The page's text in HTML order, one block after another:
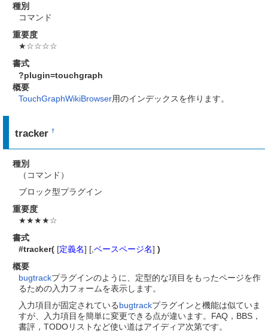
種別
コマンド
重要度
★☆☆☆☆
書式
?plugin=touchgraph
概要
TouchGraphWikiBrowser用のインデックスを作ります。
tracker†
種別
（コマンド）
ブロック型プラグイン
重要度
★★★★☆
書式
#tracker( [定義名] [, ベースページ名] )
概要
bugtrackプラグインのように、定型的な項目をもったページを作
るための入力フォームを表示します。
入力項目が固定されているbugtrackプラグインと機能は似ていま
すが、入力項目を簡単に変更できる点が違います。FAQ，BBS，
書評，TODOリストなど使い道はアイディア次第です。